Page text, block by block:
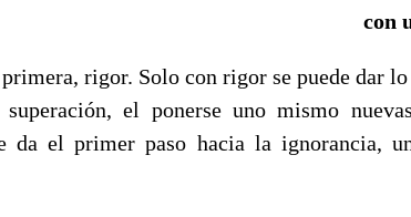
con
primera, rigor. Solo con rigor se puede dar
el ponerse uno mismo
da el primer paso hacia la ignorancia,